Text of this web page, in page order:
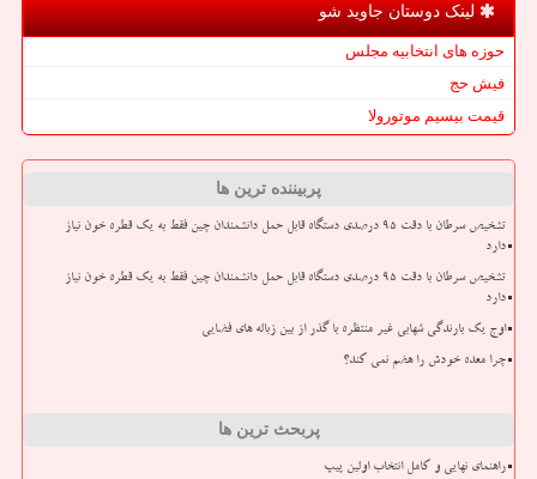
لینک دوستان جاوید شو
حوزه های انتخابیه مجلس
فیش حج
قیمت بیسیم موتورولا
پربیننده ترین ها
تشخیص سرطان با دقت ۹۵ درصدی دستگاه قابل حمل دانشمندان چین فقط به یک قطره خون نیاز
دارد
تشخیص سرطان با دقت ۹۵ درصدی دستگاه قابل حمل دانشمندان چین فقط به یک قطره خون نیاز
دارد
اوج یک بارندگی شهابی غیر منتظره با گذر از بین زباله های فضایی
چرا معده خودش را هضم نمی کند؟
پربحث ترین ها
راهنمای نهایی و کامل انتخاب اولین پیپ